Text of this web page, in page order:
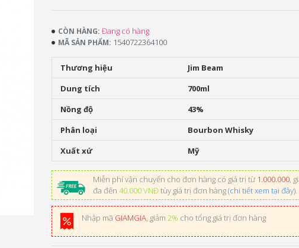
Thương hiệu
Jim Beam
Dung tích
700ml
Nồng độ
43%
Phân loại
Bourbon Whisky
Xuất xứ
Mỹ
Miễn phí vận chuyển cho đơn hàng có giá trị từ 1.000.000,
đa đến 40.000 VNĐtùy giá trị đơn hàng (chi tiết xem tại đây).
Nhập mã GIAMGIA, giảm 2% cho tổng giá trị đơn hàng
CÒN HÀNG: Đang có hàng
MÃ SẢN PHẨM: 1540722364100